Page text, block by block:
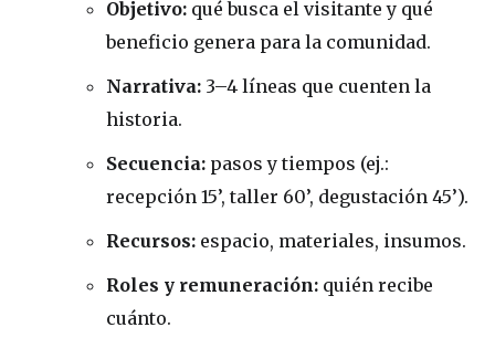
Objetivo: qué busca el visitante y qué
beneficio genera para la comunidad.
Narrativa: 3–4 líneas que cuenten la
historia.
Secuencia: pasos y tiempos (ej.:
recepción 15’, taller 60’, degustación 45’).
Recursos: espacio, materiales, insumos.
Roles y remuneración: quién recibe
cuánto.